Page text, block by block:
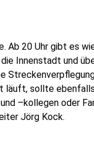
Ab 20 Uhr gibt es
Innenstadt und
läuft, sollte
–kollegen oder
Jörg Kock.